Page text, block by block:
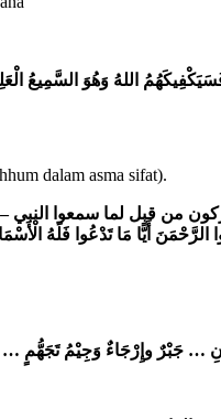
اللهُ وَهُوَ السَّمِيعُ
dalam asma sifat).
من قبل لما سمعوا النبي
الرَّحْمَنَ أَيًّا مَا تَدْعُوا فَلَهُ
… جَبْرٌ وإِرْجَاءٌ وَجِيْمُ تَجَهُّمٍ …